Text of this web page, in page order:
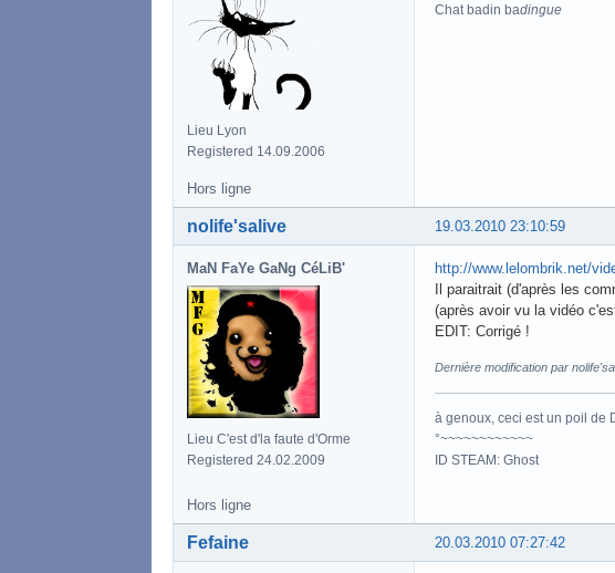
Lieu Lyon
Registered 14.09.2006
Chat badin badingue
Hors ligne
19.03.2010 23:10:59
nolife'salive
MaN FaYe GaNg CéLiB'
Lieu C'est d'la faute d'Orme
Registered 24.02.2009
http://www.lelombrik.net/
Il paraitrait (d'après les
(après avoir vu la vidéo
EDIT: Corrigé !
Dernière modification par
à genoux, ceci est un poil de
°~~~~~~~~~~~~
ID STEAM: Ghost
Hors ligne
20.03.2010 07:27:42
Fefaine